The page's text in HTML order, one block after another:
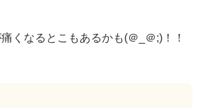
くなるとこもあるかも(＠_＠;)！！